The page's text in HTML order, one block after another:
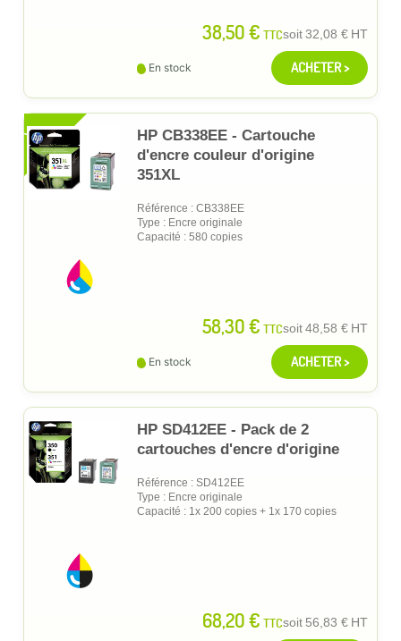
38,50 € TTCsoit32,08 € HT
En stock ACHETER >
XL
HP CB338EE - Cartouche
d'encre couleur d'origine
351XL
Référence : CB338EE
Type : Encre originale
Capacité : 580 copies
58,30 € TTCsoit48,58 € HT
En stock ACHETER >
HP SD412EE - Pack de 2
cartouches d'encre d'origine
Référence : SD412EE
Type : Encre originale
Capacité : 1x 200 copies + 1x 170 copies
68,20 € TTCsoit 56,83 € HT